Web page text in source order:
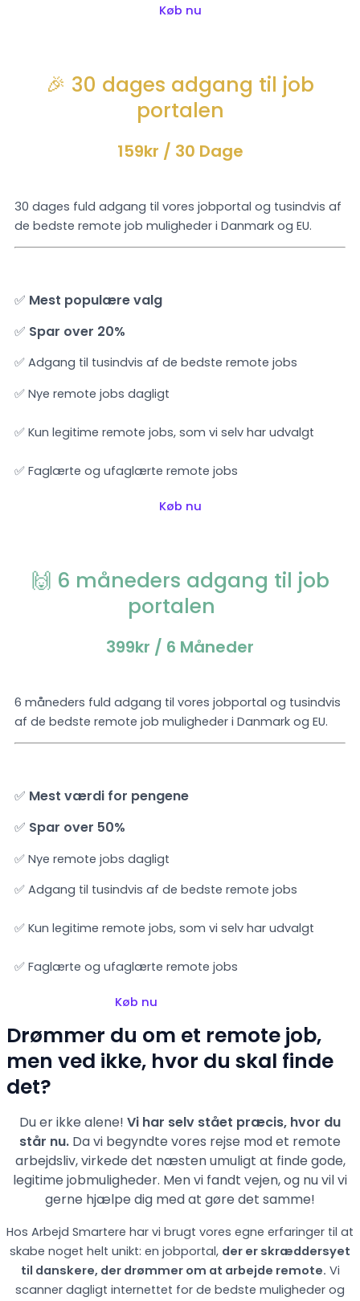
Køb nu
🎉 30 dages adgang til job
portalen
159kr / 30 Dage
30 dages fuld adgang til vores jobportal og tusindvis af
de bedste remote job muligheder i Danmark og EU.
✅ Mest populære valg
✅ Spar over 20%
✅ Adgang til tusindvis af de bedste remote jobs
✅ Nye remote jobs dagligt
✅ Kun legitime remote jobs, som vi selv har udvalgt
✅ Faglærte og ufaglærte remote jobs
Køb nu
🙌 6 måneders adgang til job
portalen
399kr / 6 Måneder
6 måneders fuld adgang til vores jobportal og tusindvis
af de bedste remote job muligheder i Danmark og EU.
✅ Mest værdi for pengene
✅ Spar over 50%
✅ Nye remote jobs dagligt
✅ Adgang til tusindvis af de bedste remote jobs
✅ Kun legitime remote jobs, som vi selv har udvalgt
✅ Faglærte og ufaglærte remote jobs
Køb nu
Drømmer du om et remote job,
men ved ikke, hvor du skal finde
det?
Du er ikke alene! Vi har selv stået præcis, hvor du
står nu. Da vi begyndte vores rejse mod et remote
arbejdsliv, virkede det næsten umuligt at finde gode,
legitime jobmuligheder. Men vi fandt vejen,og nu vil vi
gerne hjælpe dig med at gøre det samme!
Hos Arbejd Smartere har vi brugt vores egne erfaringer til at
skabe noget helt unikt: en jobportal, der er skræddersyet
til danskere, der drømmer om at arbejde remote. Vi
scanner dagligt internettet for de bedste muligheder og